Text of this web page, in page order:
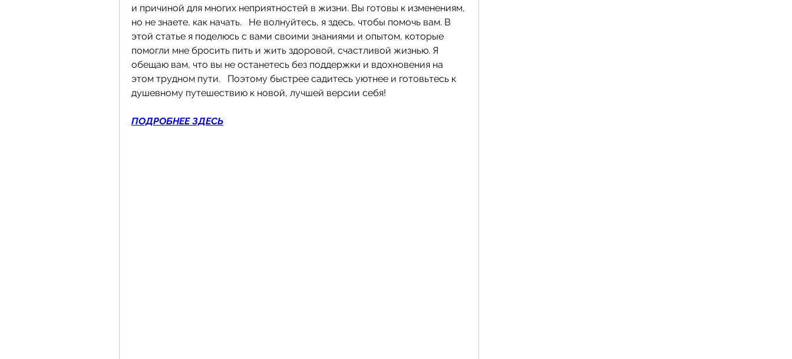
и причиной для многих неприятностей в жизни. Вы готовы к изменениям,
но не знаете, как начать.   Не волнуйтесь, я здесь, чтобы помочь вам. В
этой статье я поделюсь с вами своими знаниями и опытом, которые
помогли мне бросить пить и жить здоровой, счастливой жизнью. Я
обещаю вам, что вы не останетесь без поддержки и вдохновения на
этом трудном пути.   Поэтому быстрее садитесь уютнее и готовьтесь к
душевному путешествию к новой, лучшей версии себя!
ПОДРОБНЕЕ ЗДЕСЬ